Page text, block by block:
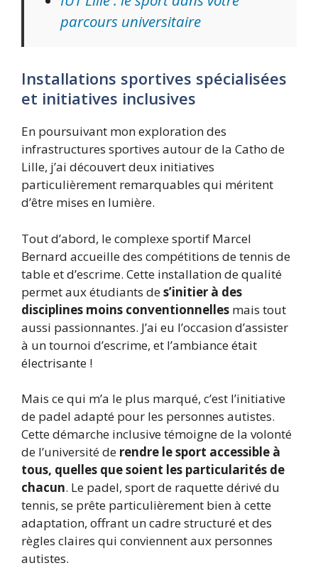
parcours universitaire
Installations sportives spécialisées
et initiatives inclusives
En poursuivant mon exploration des
infrastructures sportives autour de la Catho de
Lille, j’ai découvert deux initiatives
particulièrement remarquables qui méritent
d’être mises en lumière.
Tout d’abord, le complexe sportif Marcel
Bernard accueille des compétitions de tennis de
table et d’escrime. Cette installation de qualité
permet aux étudiants des’initier à des
disciplines moins conventionnelles mais tout
aussi passionnantes. J’ai eu l’occasion d’assister
à un tournoi d’escrime, et l’ambiance était
électrisante !
Mais ce qui m’a le plus marqué, c’est l’initiative
de padel adapté pour les personnes autistes.
Cette démarche inclusive témoigne de la volonté
de l’université de rendre le sport accessible à
tous, quelles que soient les particularités de
chacun. Le padel, sport de raquette dérivé du
tennis, se prête particulièrement bien à cette
adaptation, offrant un cadre structuré et des
règles claires qui conviennent aux personnes
autistes.